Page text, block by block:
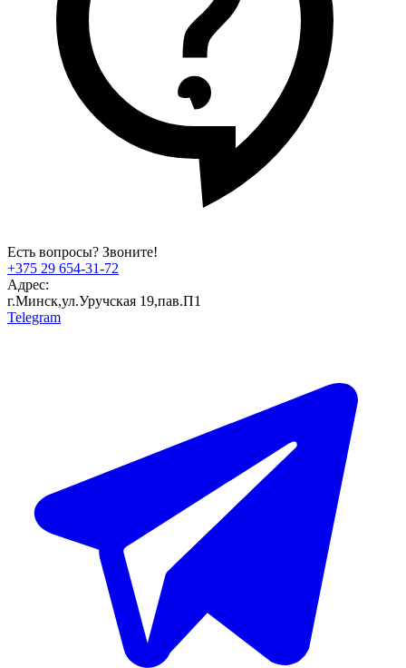
Есть вопросы? Звоните!
+375 29 654-31-72
Адрес:
г.Минск,ул.Уручская 19,пав.П1
Telegram